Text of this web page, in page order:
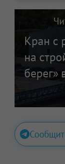
Кран с
на
берег»